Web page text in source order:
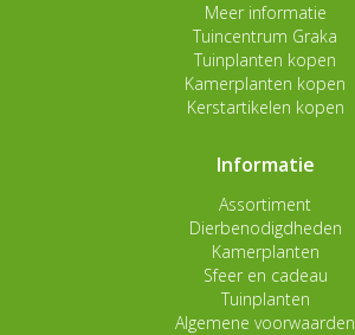
Meer informatie
Tuincentrum Graka
Tuinplanten kopen
Kamerplanten kopen
Kerstartikelen kopen
Informatie
Assortiment
Dierbenodigdheden
Kamerplanten
Sfeer en cadeau
Tuinplanten
Algemene voorwaarden